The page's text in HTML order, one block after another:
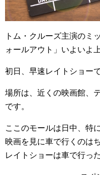
トム・クルーズ主演のミ
ォールアウト」いよいよ
初日、早速レイトショー
場所は、近くの映画館、
です。
ここのモールは日中、特
映画を見に車で行くのは
レイトショーは車で行っ